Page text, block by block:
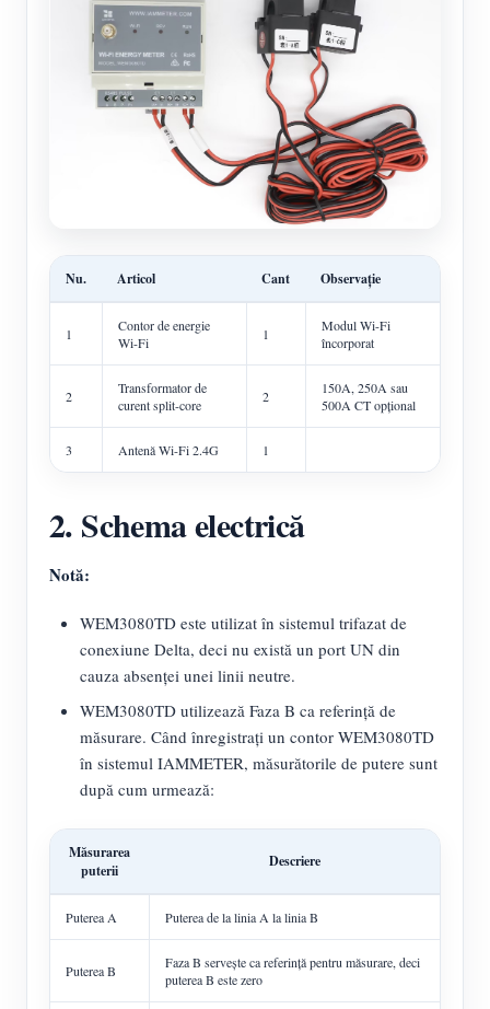
Nu. Articol Cant Observație
1
Contor de energie
Wi-Fi
1
Modul Wi-Fi
încorporat
2
Transformator de
curent split-core
2
150A, 250A sau
500A CT opțional
3 Antenă Wi-Fi 2.4G 1
2. Schema electrică
Notă:
WEM3080TD este utilizat în sistemul trifazat de
conexiune Delta, deci nu există un port UN din
cauza absenței unei linii neutre.
WEM3080TD utilizează Faza B ca referință de
măsurare. Când înregistrați un contor WEM3080TD
în sistemul IAMMETER, măsurătorile de putere sunt
după cum urmează:
Măsurarea
puterii
Descriere
Puterea A Puterea de la linia A la linia B
Puterea B
Faza B servește ca referință pentru măsurare, deci
puterea B este zero